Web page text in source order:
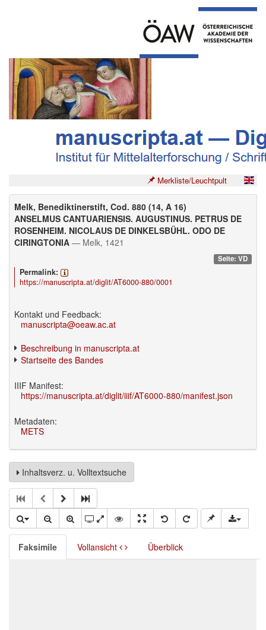
Merkliste/Leuchtpult
Melk, Benediktinerstift, Cod. 880 (14, A 16)
ANSELMUS CANTUARIENSIS. AUGUSTINUS. PETRUS DE
ROSENHEIM. NICOLAUS DE DINKELSBÜHL. ODO DE
CIRINGTONIA — Melk, 1421
Seite: VD
Permalink:
https://manuscripta.at/diglit/AT6000-880/0001
Kontakt und Feedback:
manuscripta@oeaw.ac.at
Beschreibung in manuscripta.at
Startseite des Bandes
IIIF Manifest:
https://manuscripta.at/diglit/iiif/AT6000-880/manifest.json
Metadaten:
METS
Inhaltsverz. u. Volltextsuche
Faksimile Vollansicht Überblick